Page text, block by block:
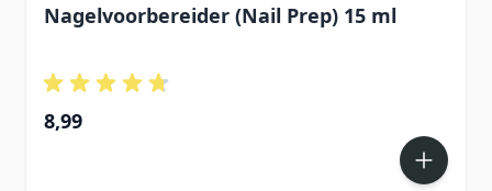
Nagelvoorbereider (Nail Prep) 15 ml
8,99